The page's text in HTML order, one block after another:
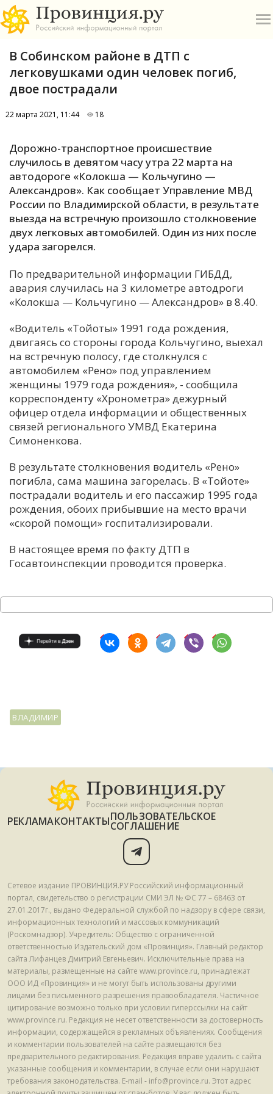
А
Б
В
Е
И
К
М
Н
П
С
Т
У
Ч
Я
В Собинском районе в ДТП с
легковушками один человек погиб,
двое пострадали
22 марта 2021, 11:44 18
Дорожно-транспортное происшествие
случилось в девятом часу утра 22 марта на
автодороге «Колокша — Кольчугино —
Александров». Как сообщает Управление МВД
России по Владимирской области, в результате
выезда на встречную произошло столкновение
двух легковых автомобилей. Один из них после
удара загорелся.
По предварительной информации ГИБДД,
авария случилась на 3 километре автодроги
«Колокша — Кольчугино — Александров» в 8.40.
«Водитель «Тойоты» 1991 года рождения,
двигаясь со стороны города Кольчугино, выехал
на встречную полосу, где столкнулся с
автомобилем «Рено» под управлением
женщины 1979 года рождения», - сообщила
корреспонденту «Хронометра» дежурный
офицер отдела информации и общественных
связей регионального УМВД Екатерина
Симоненкова.
В результате столкновения водитель «Рено»
погибла, сама машина загорелась. В «Тойоте»
пострадали водитель и его пассажир 1995 года
рождения, обоих прибывшие на место врачи
«скорой помощи» госпитализировали.
В настоящее время по факту ДТП в
Госавтоинспекции проводится проверка.
ВЛАДИМИР
РЕКЛАМАКОНТАКТЫПОЛЬЗОВАТЕЛЬСКОЕ
СОГЛАШЕНИЕ
Сетевое издание ПРОВИНЦИЯ.РУ Российский информационный
портал, свидетельство о регистрации СМИ ЭЛ № ФС 77 – 68463 от
27.01.2017г., выдано Федеральной службой по надзору в сфере связи,
информационных технологий и массовых коммуникаций
(Роскомнадзор). Учредитель: Общество с ограниченной
ответственностью Издательский дом «Провинция». Главный редактор
сайта Лифанцев Дмитрий Евгеньевич. Исключительные права на
материалы, размещенные на сайте www.province.ru, принадлежат
ООО ИД «Провинция» и не могут быть использованы другими
лицами без письменного разрешения правообладателя. Частичное
цитирование возможно только при условии гиперссылки на сайт
www.province.ru. Редакция не несет ответственности за достоверность
информации, содержащейся в рекламных объявлениях. Сообщения
и комментарии пользователей на сайте размещаются без
предварительного редактирования. Редакция вправе удалить с сайта
указанные сообщения и комментарии, в случае если они нарушают
требования законодательства. E-mail - info@province.ru. Этот адрес